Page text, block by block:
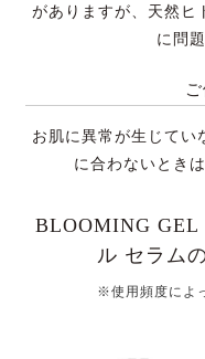
がありますが、天然ヒ
に問
お肌に異常が生じてい
に合わないとき
BLOOMING GEL
ル セラム
※使用頻度によ